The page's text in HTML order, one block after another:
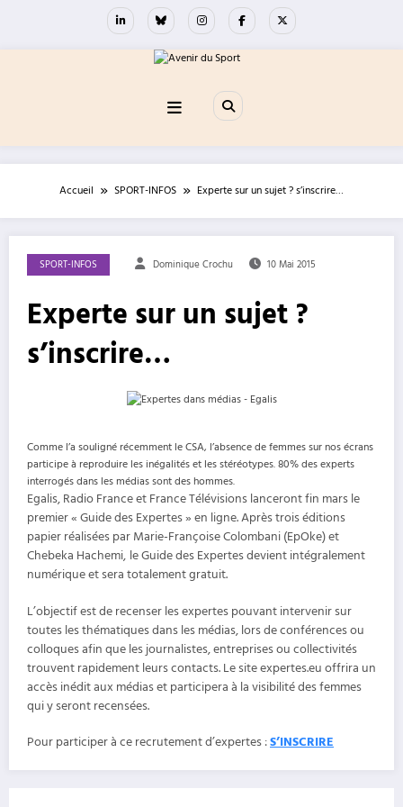
Accueil SPORT-INFOS Experte sur un sujet ? s’inscrire…
SPORT-INFOS Dominique Crochu 10 Mai 2015
Experte sur un sujet ?
s’inscrire…
Comme l’a souligné récemment le CSA, l’absence de femmes sur nos écrans
participe à reproduire les inégalités et les stéréotypes. 80% des experts
interrogés dans les médias sont des hommes.
Egalis, Radio France et France Télévisions lanceront fin mars le
premier « Guide des Expertes » en ligne. Après trois éditions
papier réalisées par Marie-Françoise Colombani (EpOke) et
Chebeka Hachemi, le Guide des Expertes devient intégralement
numérique et sera totalement gratuit.
L’objectif est de recenser les expertes pouvant intervenir sur
toutes les thématiques dans les médias, lors de conférences ou
colloques afin que les journalistes, entreprises ou collectivités
trouvent rapidement leurs contacts. Le site expertes.eu offrira un
accès inédit aux médias et participera à la visibilité des femmes
qui y seront recensées.
Pour participer à ce recrutement d’expertes :S’INSCRIRE